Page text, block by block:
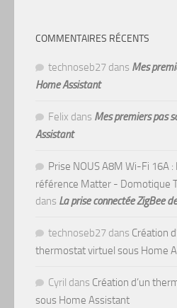
COMMENTAIRES RÉCENTS
technoseb27 dans Mes
Home Assistant
Felix dans Mes premiers pas
Assistant
Prise NOUS A8M Wi-Fi 16A :
référence Matter - Domotique
dans La prise connectée ZigBee
technoseb27 dans Création
thermostat virtuel sous Home
Cyril dans Création d’un
sous Home Assistant